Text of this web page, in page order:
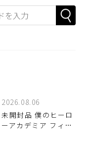
2026.08.06
未開封品 僕のヒーロ
ーアカデミア フィギ